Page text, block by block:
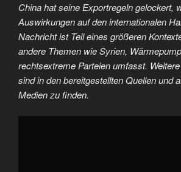
China hat seine Exportregeln gelockert,
Auswirkungen auf den internationalen
Nachricht ist Teil eines größeren
andere Themen wie Syrien,
rechtsextreme Parteien umfasst.
sind in den bereitgestellten Quellen und
Medien zu finden.
„🗞️